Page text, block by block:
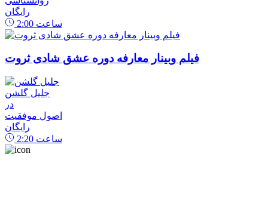
رایگان
2:00 ساعت
فیلم وبینار معارفه دوره عشق شادی ثروت
جلیل گلشن
در
اصول موفقیت
رایگان
2:20 ساعت